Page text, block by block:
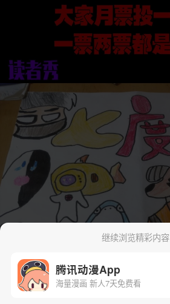
继续浏览精彩内容
腾讯动漫App
海量漫画 新人7天免费看